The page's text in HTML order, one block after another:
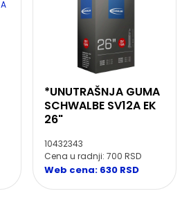
*UNUTRAŠNJA GUMA
SCHWALBE SV12A EK
26"
10432343
Cena u radnji: 700 RSD
Web cena: 630 RSD